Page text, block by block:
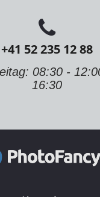
+41 52 235 12 88
08:30 -
16:30